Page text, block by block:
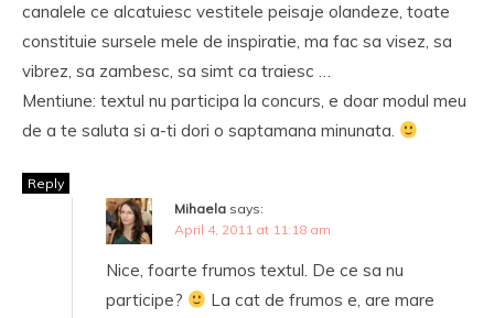
canalele ce alcatuiesc vestitele peisaje olandeze, toate
constituie sursele mele de inspiratie, ma fac sa visez, sa
vibrez, sa zambesc, sa simt ca traiesc …
Mentiune: textul nu participa la concurs, e doar modul meu
de a te saluta si a-ti dori o saptamana minunata.
Reply
Mihaela says:
April 4, 2011 at 11:18 am
Nice, foarte frumos textul. De ce sa nu
participe?
La cat de frumos e, are mare